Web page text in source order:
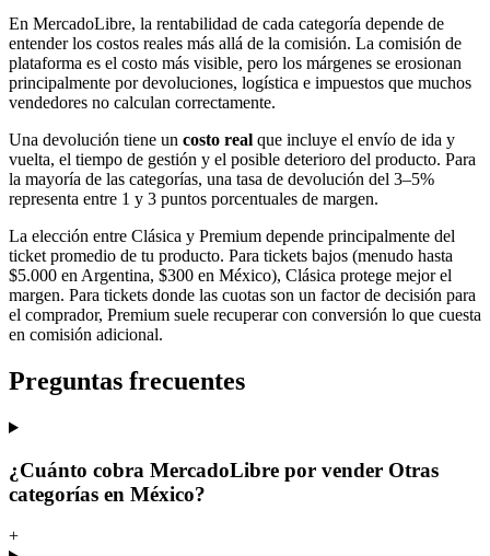
En MercadoLibre, la rentabilidad de cada categoría depende de
entender los costos reales más allá de la comisión. La comisión de
plataforma es el costo más visible, pero los márgenes se erosionan
principalmente por devoluciones, logística e impuestos que muchos
vendedores no calculan correctamente.
Una devolución tiene un costo real que incluye el envío de ida y
vuelta, el tiempo de gestión y el posible deterioro del producto. Para
la mayoría de las categorías, una tasa de devolución del 3–5%
representa entre 1 y 3 puntos porcentuales de margen.
La elección entre Clásica y Premium depende principalmente del
ticket promedio de tu producto. Para tickets bajos (menudo hasta
$5.000 en Argentina, $300 en México), Clásica protege mejor el
margen. Para tickets donde las cuotas son un factor de decisión para
el comprador, Premium suele recuperar con conversión lo que cuesta
en comisión adicional.
Preguntas frecuentes
¿Cuánto cobra MercadoLibre por vender Otras
categorías en México?
+